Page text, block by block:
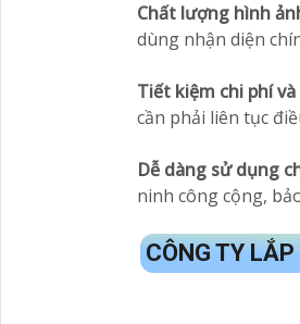
Chất lượng hình
dùng nhận diện
Tiết kiệm chi phí
cần phải liên tục
Dễ dàng sử dụng
ninh công cộng,
CÔNG TY